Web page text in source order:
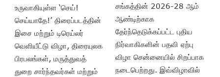
உருவாகியுள்ள ‘செய்!
செய்யாதே!’ திரைப்படத்தின்
இசை மற்றும் டிரெய்லர்
வெளியீட்டு விழா, திரையுலக
பிரபலங்கள், மருத்துவத்
துறை சார்ந்தவர்கள் மற்றும்
சங்கத்தின் 2026-28 ஆம்
ஆண்டிற்காக
தேர்ந்தெடுக்கப்பட்ட புதிய
நிர்வாகிகளின் பதவி ஏற்பு
விழா சென்னையில் சிறப்பாக
நடைபெற்றது. இவ்விழாவில்